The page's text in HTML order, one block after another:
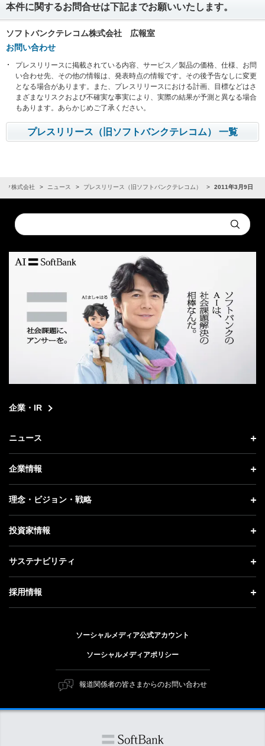
本件に関するお問合せは下記までお願いいたします。
ソフトバンクテレコム株式会社 広報室
お問い合わせ
プレスリリースに掲載されている内容、サービス／製品の価格、仕様、お問
い合わせ先、その他の情報は、発表時点の情報です。その後予告なしに変更
となる場合があります。また、プレスリリースにおける計画、目標などはさ
まざまなリスクおよび不確実な事実により、実際の結果が予測と異なる場合
もあります。あらかじめご了承ください。
プレスリリース（旧ソフトバンクテレコム） 一覧
ク株式会社 ニュース プレスリリース（旧ソフトバンクテレコム） 2011年3月9日
Conduct
a
Submit
企業・IR
ニュース
ニュース トップ
プレスリリース
更新情報
記者説明会
企業情報
企業情報 トップ
社長メッセージ
事業紹介
ガバナンス
理念・ビジョン・戦略
理念・ビジョン・戦略 トップ
成長戦略「Activate AI for Society」
人材戦略
投資家情報
投資家情報 トップ
経営方針
個人投資家の皆さまへ
株式と社債について
サステナビリティ
サステナビリティ トップ
トップメッセージ
ESG方針・体制
マテリアリティ（重要課題）
ESGの主な取り組み
採用情報
障がい者採用
ソフトバンク クルー採用
ソーシャルメディア公式アカウント
ソーシャルメディアポリシー
報道関係者の皆さまからのお問い合わせ